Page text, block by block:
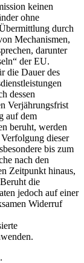
keinen
ohne
durch
Mechanismen,
darunter
der EU.
die Dauer des
dessen
Verjährungsfrist
auf dem
beruht, werden
dieser
bis zum
nach den
Zeitpunkt hinaus,
die
jedoch auf einer
Widerruf